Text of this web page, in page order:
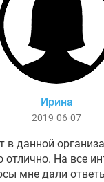
Ирина
2019-06-07
в данной
отлично. На все
мне дали